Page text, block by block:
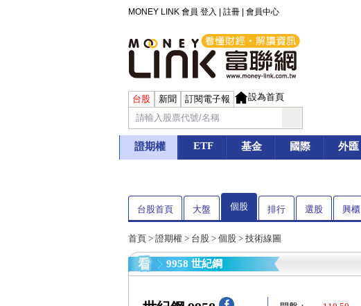
MONEY LINK 會員 登入 註冊 會員中心
台股 新聞 訂閱電子報 設為首頁
證期權 ETF 基金 國際 外匯
台股首頁 大盤 個股 排行 選股 興櫃
首頁 > 證期權 > 台股 > 個股 > 技術線圖
9958 世紀鋼